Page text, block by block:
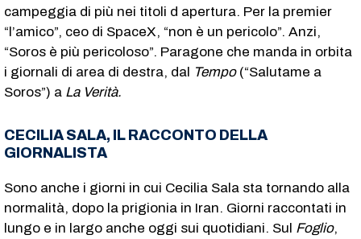
campeggia di più nei titoli d apertura. Per la premier
“l’amico”, ceo di SpaceX, “non è un pericolo”. Anzi,
“Soros è più pericoloso”. Paragone che manda in orbita
i giornali di area di destra, dal Tempo(“Salutame a
Soros”) a La Verità.
CECILIA SALA, IL RACCONTO DELLA
GIORNALISTA
Sono anche i giorni in cui Cecilia Sala sta tornando alla
normalità, dopo la prigionia in Iran. Giorni raccontati in
lungo e in largo anche oggi sui quotidiani. Sul Foglio,